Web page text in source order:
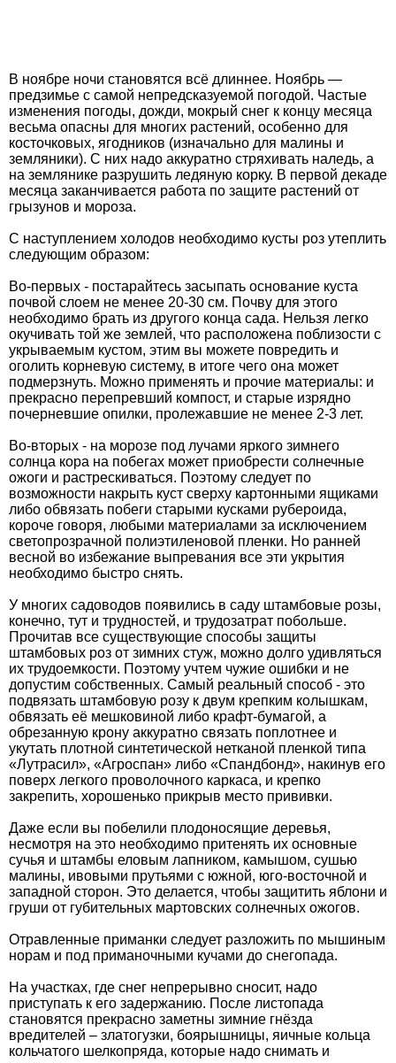
В ноябре ночи становятся всё длиннее. Ноябрь —
предзимье с самой непредсказуемой погодой. Частые
изменения погоды, дожди, мокрый снег к концу месяца
весьма опасны для многих растений, особенно для
косточковых, ягодни­ков (изначально для малины и
земляники). С них надо аккуратно стряхивать наледь, а
на землянике разрушить ледяную корку. В первой декаде
месяца заканчивается работа по защите растений от
грызунов и мороза.
С наступлением холодов необходимо кусты роз утеплить
следующим образом:
Во-первых - постарайтесь засыпать основание куста
почвой слоем не менее 20-30 см. Почву для этого
необходимо брать из другого конца сада. Нельзя легко
окучивать той же землей, что расположена поблизости с
укрываемым кустом, этим вы можете повре­дить и
оголить корневую систему, в итоге чего она может
подмерзнуть. Можно применять и прочие материалы: и
прекрасно перепревший компост, и старые изрядно
почерневшие опилки, пролежавшие не менее 2-3 лет.
Во-вторых - на морозе под лучами яркого зимнего
солнца кора на побегах может приобрести солнечные
ожоги и растрескиваться. Поэтому следует по
возможности накрыть куст сверху картонными ящиками
либо обвязать побеги старыми кусками рубероида,
короче говоря, любыми материалами за исключением
светопрозрачной полиэтиленовой пленки. Но ранней
весной во избежа­ние выпревания все эти укрытия
необходимо быстро снять.
У многих садоводов появились в саду штамбовые розы,
конечно, тут и трудностей, и трудозатрат побольше.
Прочитав все существующие способы защиты
штамбовых роз от зимних стуж, можно долго удивляться
их трудоемкости. Поэтому учтем чужие ошибки и не
допустим собственных. Самый реальный способ - это
подвязать штамбовую розу к двум крепким колышкам,
обвязать её мешковиной либо крафт-бумагой, а
обрезанную крону аккуратно связать поплотнее и
укутать плот­ной синтетической нетканой пленкой типа
«Лутрасил», «Агроспан» либо «Спандбонд», накинув его
поверх легкого проволочного карка­са, и крепко
закрепить, хорошенько прикрыв место прививки.
Даже если вы побелили плодоносящие деревья,
несмотря на это необходимо притенять их основные
сучья и штамбы еловым лапником, камышом, сушью
малины, ивовыми прутьями с южной, юго-восточной и
западной сторон. Это делается, чтобы защитить яблони и
груши от губительных мартовских солнечных ожогов.
Отравленные приманки следует разложить по мышиным
норам и под приманочными кучами до снегопада.
На участках, где снег непрерывно сносит, надо
приступать к его задержанию. После листопада
становятся прекрасно заметны зимние гнёзда
вредителей – златогузки, боярышницы, яичные кольца
кольчатого шелкопряда, которые надо снимать и